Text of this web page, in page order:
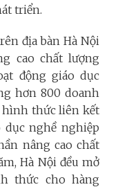
triển.
địa bàn Hà Nội
cao chất lượng
động giáo dục
hơn 800 doanh
hình thức liên kết
dục nghề nghiệp
nâng cao chất
Hà Nội đều mở
thức cho hàng